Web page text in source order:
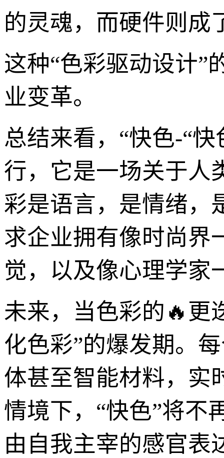
的灵魂，而硬件则成
这种“色彩驱动设计”
业变革。
总结来看，“快色-“
行，它是一场关于人
彩是语言，是情绪，
求企业拥有像时尚界
觉，以及像心理学家
未来，当色彩的🔥更
化色彩”的爆发期。
体甚至智能材料，实
情境下，“快色”将不
由自我主宰的感官表